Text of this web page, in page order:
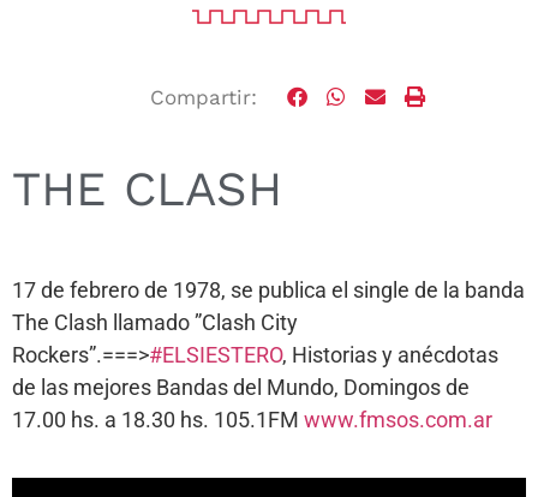
Compartir:
THE CLASH
17 de febrero de 1978, se publica el single de la banda
The Clash llamado ”Clash City
Rockers”.===>#ELSIESTERO, Historias y anécdotas
de las mejores Bandas del Mundo, Domingos de
17.00 hs. a 18.30 hs. 105.1FM www.fmsos.com.ar